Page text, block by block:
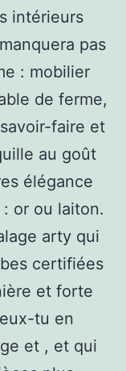
intérieurs
pas
: mobilier
de ferme,
faire et
au goût
élégance
or ou laiton.
arty qui
certifiées
et forte
tu en
et , et qui